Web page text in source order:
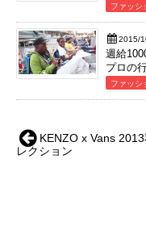
ファッシ
2015/
週給
プロの
ファッシ
KENZO x Vans 2013
レクション